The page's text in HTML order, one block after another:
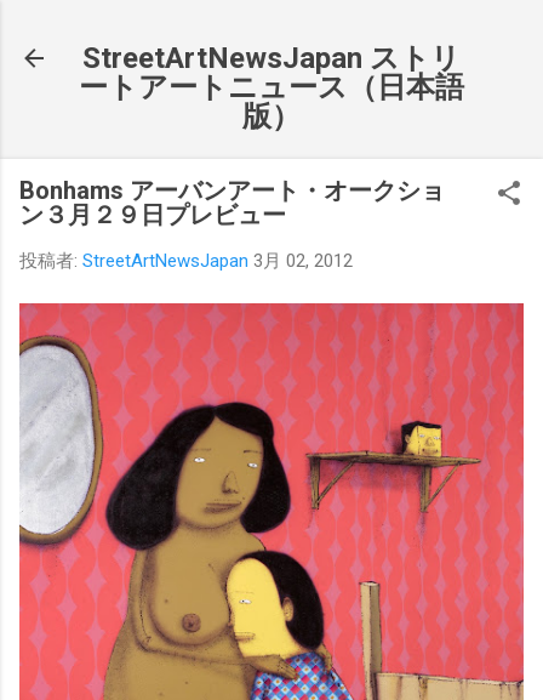
StreetArtNewsJapan ストリ
ートアートニュース（日本語
版）
Bonhams アーバンアート・オークショ
ン３月２９日プレビュー
投稿者: StreetArtNewsJapan 3月 02, 2012